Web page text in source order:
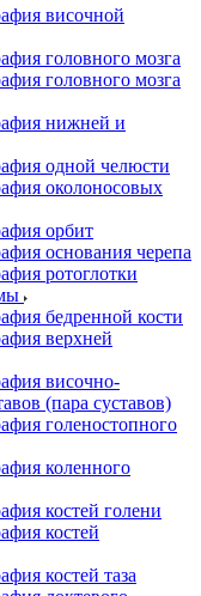
височной
головного мозга
головного мозга
нижней и
одной челюсти
околоносовых
орбит
основания черепа
ротоглотки
бедренной кости
верхней
височно-
(пара суставов)
голеностопного
коленного
костей голени
костей
костей таза